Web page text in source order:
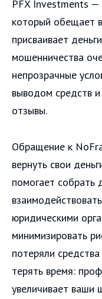
PFX Investments —
который обещает
присваивает
мошенничества
непрозрачные
выводом средств
отзывы.
Обращение к
вернуть свои
помогает собрать
юридическими
минимизировать
потеряли
терять время:
увеличивает ваши